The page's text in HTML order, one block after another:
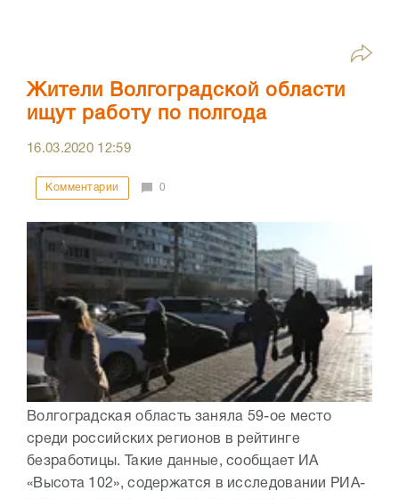
Жители Волгоградской области
ищут работу по полгода
16.03.2020 12:59
Комментарии 0
Волгоградская область заняла 59-ое место
среди российских регионов в рейтинге
безработицы. Такие данные, сообщает ИА
«Высота 102», содержатся в исследовании РИА-